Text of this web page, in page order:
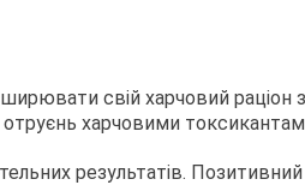
свій харчовий раціон
харчовими
результатів.